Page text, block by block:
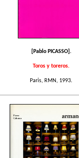
[Pablo PICASSO].
Toros y toreros.
Paris, RMN, 1993.